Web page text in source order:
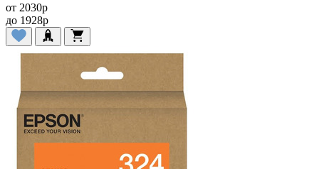
от 2030p
до 1928p